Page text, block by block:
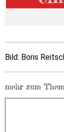
Bild: Boris
mehr zum